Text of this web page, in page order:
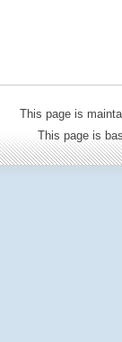
This page is
This page is